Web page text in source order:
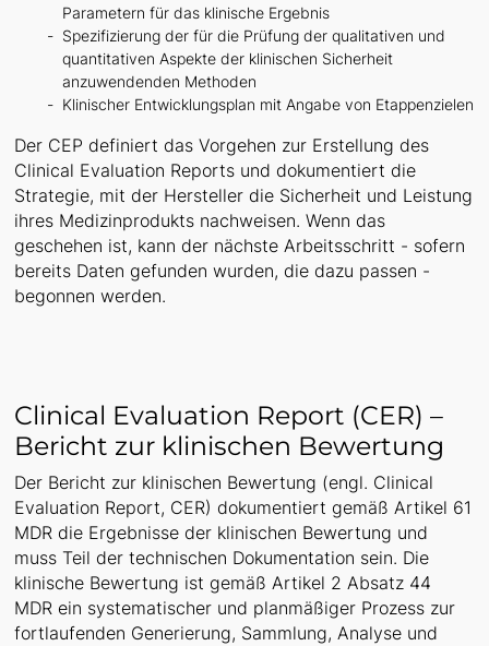
Parametern für das klinische Ergebnis
Spezifizierung der für die Prüfung der qualitativen und
quantitativen Aspekte der klinischen Sicherheit
anzuwendenden Methoden
Klinischer Entwicklungsplan mit Angabe von Etappenzielen
Der CEP definiert das Vorgehen zur Erstellung des
Clinical Evaluation Reports und dokumentiert die
Strategie, mit der Hersteller die Sicherheit und Leistung
ihres Medizinprodukts nachweisen. Wenn das
geschehen ist, kann der nächste Arbeitsschritt - sofern
bereits Daten gefunden wurden, die dazu passen -
begonnen werden.
Clinical Evaluation Report (CER) –
Bericht zur klinischen Bewertung
Der Bericht zur klinischen Bewertung (engl. Clinical
Evaluation Report, CER) dokumentiert gemäß Artikel 61
MDR die Ergebnisse der klinischen Bewertung und
muss Teil der technischen Dokumentation sein. Die
klinische Bewertung ist gemäß Artikel 2 Absatz 44
MDR ein systematischer und planmäßiger Prozess zur
fortlaufenden Generierung, Sammlung, Analyse und